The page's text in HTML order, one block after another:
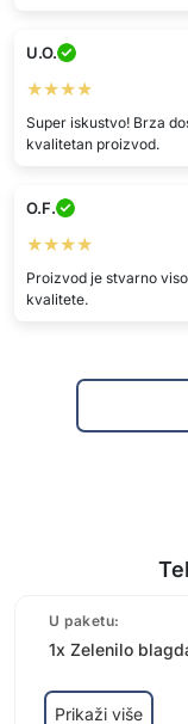
U.O.
★★★★
Super iskustvo! Brza
kvalitetan proizvod.
O.F.
★★★★
Proizvod je stvarno
kvalitete.
U paketu:
1x Zelenilo
Prikaži više